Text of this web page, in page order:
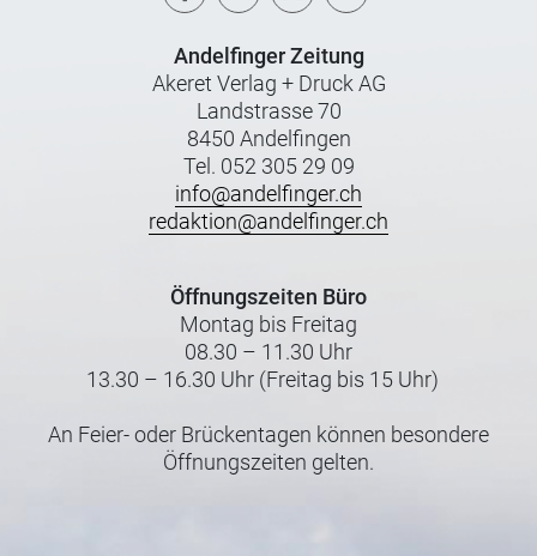
Andelfinger Zeitung
Akeret Verlag + Druck AG
Landstrasse 70
8450 Andelfingen
Tel. 052 305 29 09
info@andelfinger.ch
redaktion@andelfinger.ch
Öffnungszeiten Büro
Montag bis Freitag
08.30 – 11.30 Uhr
13.30 – 16.30 Uhr (Freitag bis 15 Uhr)
An Feier- oder Brückentagen können besondere
Öffnungszeiten gelten.